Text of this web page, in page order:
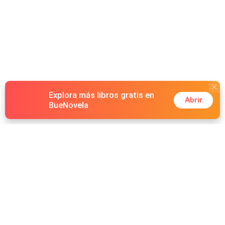
Explora más libros gratis en
BueNovela
Abrir